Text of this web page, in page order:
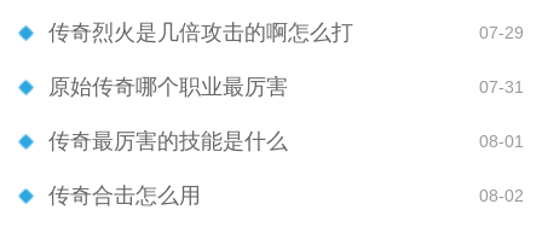
传奇烈火是几倍攻击的啊怎么打 07-29
原始传奇哪个职业最厉害 07-31
传奇最厉害的技能是什么 08-01
传奇合击怎么用 08-02